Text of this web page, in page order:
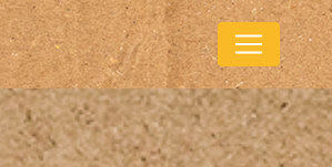
Panneau de gestion des cookies